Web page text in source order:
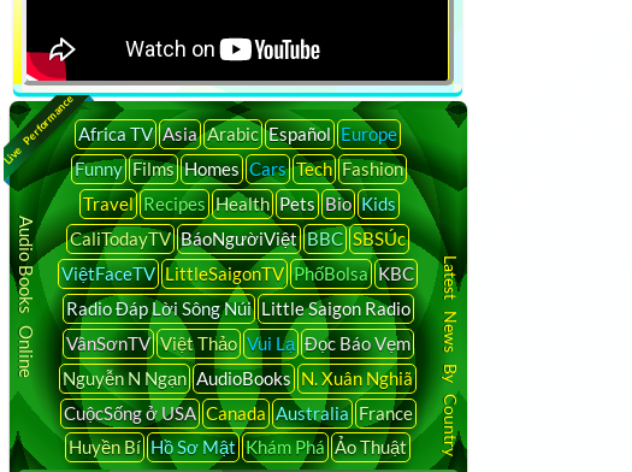
Live PerformanceAfrica TV Asia Arabic Español Europe
Funny Films Homes Cars Tech Fashion
Travel Recipes Health Pets Bio Kids
CaliTodayTV BáoNgườiViệt BBC SBSÚc
ViệtFaceTV LittleSaigonTV PhốBolsa KBC
Radio Đáp Lời Sông Núi Little Saigon Radio
VânSơnTV Việt Thảo Vui Lạ Đọc Báo Vẹm
Nguyễn N Ngạn AudioBooks N. Xuân Nghiã
CuộcSống ở USA Canada Australia France
Huyền Bí Hồ Sơ Mật Khám Phá Ảo Thuật
Audio Books Online Latest News By Country